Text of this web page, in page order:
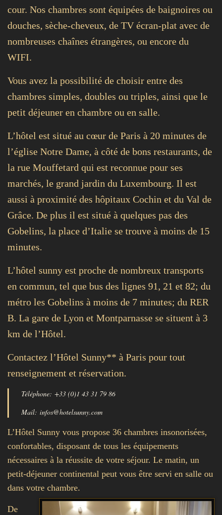
cour. Nos chambres sont équipées de baignoires ou
douches, sèche-cheveux, de TV écran-plat avec de
nombreuses chaînes étrangères, ou encore du
WIFI.
Vous avez la possibilité de choisir entre des
chambres simples, doubles ou triples, ainsi que le
petit déjeuner en chambre ou en salle.
L’hôtel est situé au cœur de Paris à 20 minutes de
l’église Notre Dame, à côté de bons restaurants, de
la rue Mouffetard qui est reconnue pour ses
marchés, le grand jardin du Luxembourg. Il est
aussi à proximité des hôpitaux Cochin et du Val de
Grâce. De plus il est situé à quelques pas des
Gobelins, la place d’Italie se trouve à moins de 15
minutes.
L’hôtel sunny est proche de nombreux transports
en commun, tel que bus des lignes 91, 21 et 82; du
métro les Gobelins à moins de 7 minutes; du RER
B. La gare de Lyon et Montparnasse se situent à 3
km de l’Hôtel.
Contactez l’Hôtel Sunny** à Paris pour tout
renseignement et réservation.
Téléphone: +33 (0)1 43 31 79 86
Mail: infos@hotelsunny.com
L’Hôtel Sunny vous propose 36 chambres insonorisées,
confortables, disposant de tous les équipements
nécessaires à la réussite de votre séjour. Le matin, un
petit-déjeuner continental peut vous être servi en salle ou
dans votre chambre.
De